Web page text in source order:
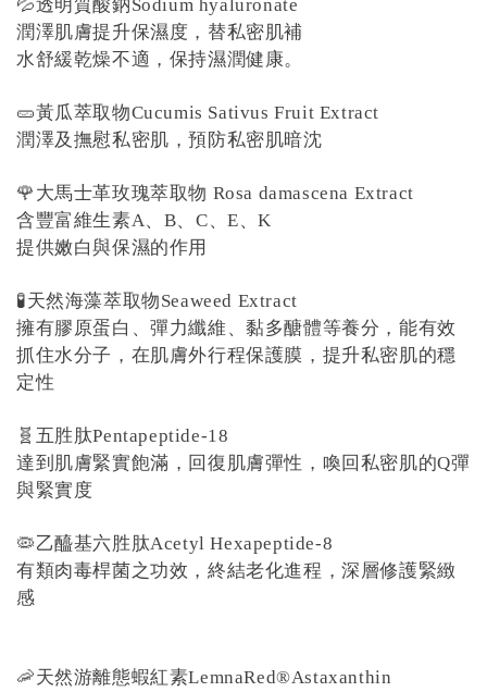
💦透明質酸鈉Sodium hyaluronate
潤澤肌膚提升保濕度，替私密肌補
水舒緩乾燥不適，保持濕潤健康。
🥒黃瓜萃取物Cucumis Sativus Fruit Extract
潤澤及撫慰私密肌，預防私密肌暗沈
🌹大馬士革玫瑰萃取物 Rosa damascena Extract
含豐富維生素A、B、C、E、K
提供嫩白與保濕的作用
🧪天然海藻萃取物Seaweed Extract
擁有膠原蛋白、彈力纖維、黏多醣體等養分，能有效
抓住水分子，在肌膚外行程保護膜，提升私密肌的穩
定性
🧬五胜肽Pentapeptide-18
達到肌膚緊實飽滿，回復肌膚彈性，喚回私密肌的Q彈
與緊實度
🦠乙醯基六胜肽Acetyl Hexapeptide-8
有類肉毒桿菌之功效，終結老化進程，深層修護緊緻
感
🦐天然游離態蝦紅素LemnaRed®Astaxanthin